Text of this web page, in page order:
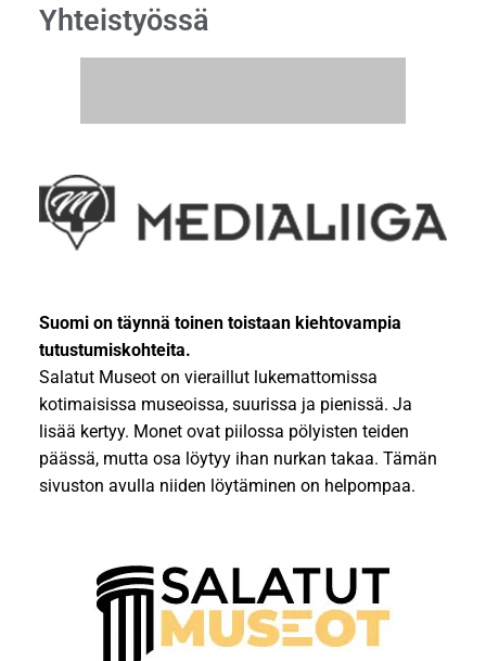
Yhteistyössä
Suomi on täynnä toinen toistaan kiehtovampia
tutustumiskohteita.
Salatut Museot on vieraillut lukemattomissa
kotimaisissa museoissa, suurissa ja pienissä. Ja
lisää kertyy. Monet ovat piilossa pölyisten teiden
päässä, mutta osa löytyy ihan nurkan takaa. Tämän
sivuston avulla niiden löytäminen on helpompaa.